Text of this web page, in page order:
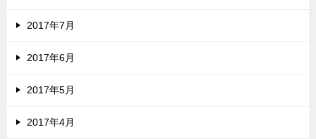
2017年7月
2017年6月
2017年5月
2017年4月